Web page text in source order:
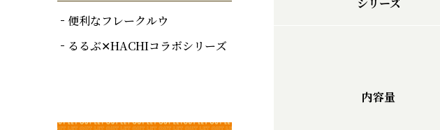
便利なフレークルウ
るるぶ✕HACHIコラボシリーズ
内容量